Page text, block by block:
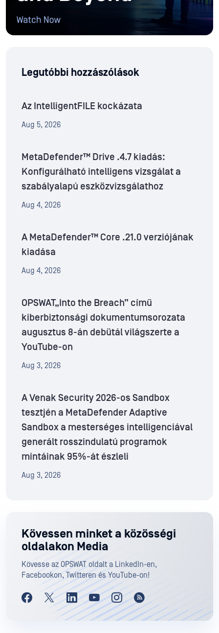
Legutóbbi hozzászólások
Az IntelligentFILE kockázata
Aug 5, 2026
MetaDefender™ Drive .4.7 kiadás:
Konfigurálható intelligens vizsgálat a
szabályalapú eszközvizsgálathoz
Aug 4, 2026
A MetaDefender™ Core .21.0 verziójának
kiadása
Aug 4, 2026
OPSWAT„Into the Breach” című
kiberbiztonsági dokumentumsorozata
augusztus 8-án debütál világszerte a
YouTube-on
Aug 3, 2026
A Venak Security 2026-os Sandbox
tesztjén a MetaDefender Adaptive
Sandbox a mesterséges intelligenciával
generált rosszindulatú programok
mintáinak 95%-át észleli
Aug 3, 2026
Kövessen minket a közösségi
oldalakon Media
Kövesse az OPSWAT oldalt a LinkedIn-en,
Facebookon, Twitteren és YouTube-on!